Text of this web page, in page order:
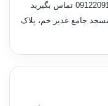
تماس بگیرید
جامع غدیر خم، پلاک